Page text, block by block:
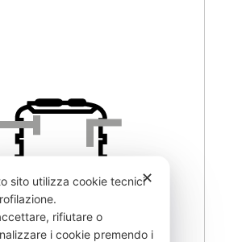
✕
sito utilizza cookie tecnici
rifiutare o
i cookie premendo i